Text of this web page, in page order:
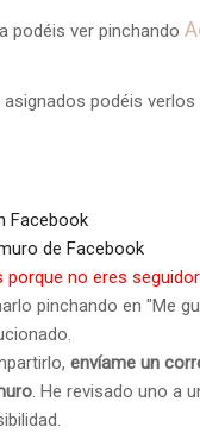
podéis ver pinchando
podéis verlos
Facebook
de Facebook
porque no eres
pinchando en "Me
envíame un
. He revisado uno a